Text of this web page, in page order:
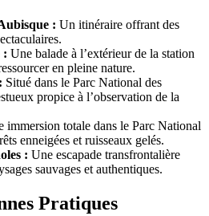
: Un itinéraire offrant des
: Une balade à l’extérieur de la station
en pleine nature.
Situé dans le Parc National des
propice à l’observation de la
immersion totale dans le Parc National
enneigées et ruisseaux gelés.
: Une escapade transfrontalière
sauvages et authentiques.
Pratiques